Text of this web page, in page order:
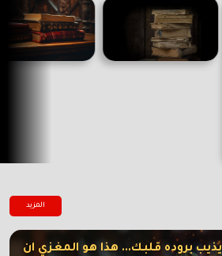
المزيد
بروده قلبك... هذا هو المغزي ان